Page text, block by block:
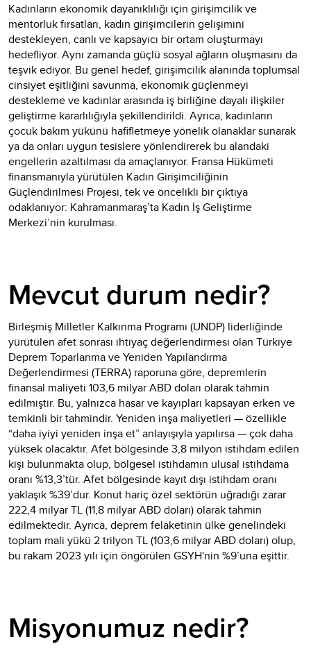
Kadınların ekonomik dayanıklılığı için girişimcilik ve
mentorluk fırsatları, kadın girişimcilerin gelişimini
destekleyen, canlı ve kapsayıcı bir ortam oluşturmayı
hedefliyor. Aynı zamanda güçlü sosyal ağların oluşmasını da
teşvik ediyor. Bu genel hedef, girişimcilik alanında toplumsal
cinsiyet eşitliğini savunma, ekonomik güçlenmeyi
destekleme ve kadınlar arasında iş birliğine dayalı ilişkiler
geliştirme kararlılığıyla şekillendirildi. Ayrıca, kadınların
çocuk bakım yükünü hafifletmeye yönelik olanaklar sunarak
ya da onları uygun tesislere yönlendirerek bu alandaki
engellerin azaltılması da amaçlanıyor. Fransa Hükümeti
finansmanıyla yürütülen Kadın Girişimciliğinin
Güçlendirilmesi Projesi, tek ve öncelikli bir çıktıya
odaklanıyor: Kahramanmaraş’ta Kadın İş Geliştirme
Merkezi’nin kurulması.
Mevcut durum nedir?
Birleşmiş Milletler Kalkınma Programı (UNDP) liderliğinde
yürütülen afet sonrası ihtiyaç değerlendirmesi olan Türkiye
Deprem Toparlanma ve Yeniden Yapılandırma
Değerlendirmesi (TERRA) raporuna göre, depremlerin
finansal maliyeti 103,6 milyar ABD doları olarak tahmin
edilmiştir. Bu, yalnızca hasar ve kayıpları kapsayan erken ve
temkinli bir tahmindir. Yeniden inşa maliyetleri — özellikle
“daha iyiyi yeniden inşa et” anlayışıyla yapılırsa — çok daha
yüksek olacaktır. Afet bölgesinde 3,8 milyon istihdam edilen
kişi bulunmakta olup, bölgesel istihdamın ulusal istihdama
oranı %13,3’tür. Afet bölgesinde kayıt dışı istihdam oranı
yaklaşık %39’dur. Konut hariç özel sektörün uğradığı zarar
222,4 milyar TL (11,8 milyar ABD doları) olarak tahmin
edilmektedir. Ayrıca, deprem felaketinin ülke genelindeki
toplam mali yükü 2 trilyon TL (103,6 milyar ABD doları) olup,
bu rakam 2023 yılı için öngörülen GSYH'nin %9’una eşittir.
Misyonumuz nedir?